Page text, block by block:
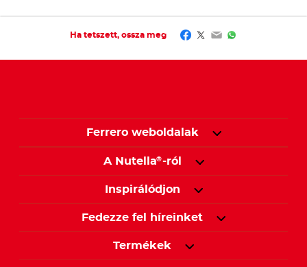
Ha tetszett, ossza meg Facebook
Twitter
EmailWhatsApp
Ferrero weboldalak
A Nutella®-ról
Inspirálódjon
Fedezze fel híreinket
Termékek